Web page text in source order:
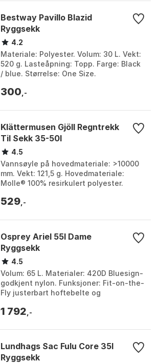
Bestway Pavillo Blazid
Ryggsekk
4.2
Materiale: Polyester. Volum: 30 L. Vekt:
520 g. Lasteåpning: Topp. Farge: Black
/ blue. Størrelse: One Size.
300 ,-
Klättermusen Gjöll Regntrekk
Til Sekk 35-50l
4.5
Vannsøyle på hovedmateriale: >10000
mm. Vekt: 121,5 g. Hovedmateriale:
Molle® 100% resirkulert polyester.
størrelse, reflekter...
529 ,-
Osprey Ariel 55l Dame
Ryggsekk
4.5
Volum: 65 L. Materialer: 420D Bluesign-
godkjent nylon. Funksjoner: Fit-on-the-
Fly justerbart hoftebelte og
Ceramic blue, Cla...
1 792 ,-
Lundhags Sac Fulu Core 35l
Ryggsekk